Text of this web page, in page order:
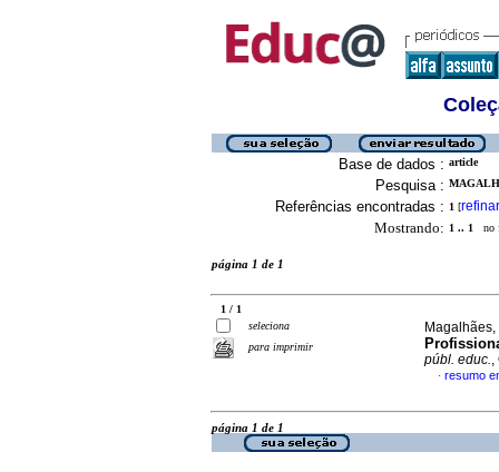
Base de dados : article
Pesquisa :
Referências encontradas : 1 [refinar
Mostrando: 1 .. 1 no
página 1 de 1
1 / 1
seleciona
para imprimir
públ. educ.,
· resumo
página 1 de 1